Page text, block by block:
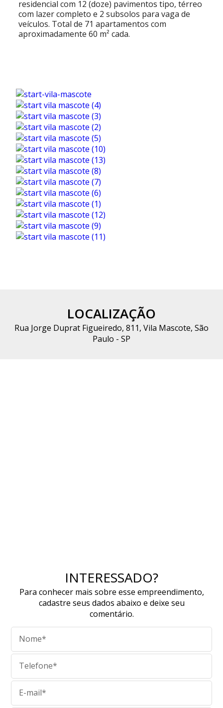
residencial com 12 (doze) pavimentos tipo, térreo
com lazer completo e 2 subsolos para vaga de
veículos. Total de 71 apartamentos com
aproximadamente 60 m² cada.
LOCALIZAÇÃO
Rua Jorge Duprat Figueiredo, 811, Vila Mascote, São
Paulo - SP
INTERESSADO?
Para conhecer mais sobre esse empreendimento,
cadastre seus dados abaixo e deixe seu
comentário.